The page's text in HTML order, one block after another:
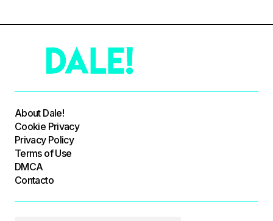
About Dale!
Cookie Privacy
Privacy Policy
Terms of Use
DMCA
Contacto